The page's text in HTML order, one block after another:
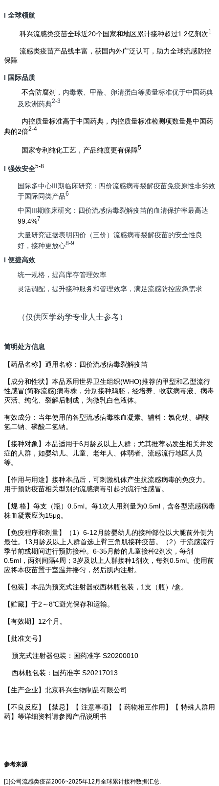
l 全球领航
科兴流感类疫苗全球近20个国家和地区累计接种超过1.2亿剂次1
流感类疫苗产品线丰富，获国内外广泛认可，助力全球流感防控
保障
l 国际品质
不含防腐剂 ，内毒素、甲醛、卵清蛋白等质量标准优于中国药典
及欧洲药典2-3
内控质量标准高于中国药典，内控质量标准检测项数量是中国药
典的2倍2-4
国家专利 纯化工艺，产品纯度更有保障5
l 强效安全5-8
国际多中心III期临床研究：四价流感病毒裂解疫苗免疫原性非劣效
于国际同类产品6
中国III期临床研究：四价流感病毒裂解疫苗的血清保护率最高达
99.4%7
大量研究证据表明四价（三价）流感病毒裂解疫苗的安全性良
好，接种更放心8-9
l 便捷高效
统一规格，提高库存管理效率
灵活调配，提升接种服务和管理效率，满足流感防控应急需求
（仅供医学药学专业人士参考）
简明处方信息
【药品名称】通用名称：四价流感病毒裂解疫苗
【成分和性状】本品系用世界卫生组织(WHO)推荐的甲型和乙型流行
性感冒(简称流感)病毒株，分别接种鸡胚，经培养、收获病毒液、病毒
灭活、纯化、裂解后制成，为微乳白色液体。
有效成分：当年使用的各型流感病毒株血凝素。辅料：氯化钠、磷酸
氢二钠、磷酸二氢钠。
【接种对象】本品适用于6月龄及以上人群；尤其推荐易发生相关并发
症的人群，如婴幼儿、儿童、老年人、体弱者、流感流行地区人员
等。
【作用与用途】接种本品后，可刺激机体产生抗流感病毒的免疫力。
用于预防疫苗相关型别的流感病毒引起的流行性感冒。
【规 格】每支（瓶）0.5ml。每1次人用剂量为0.5ml，含各型流感病毒
株血凝素应为15μg。
【免疫程序和剂量】（1）6-12月龄婴幼儿的接种部位以大腿前外侧为
最佳。13月龄及以上人群首选上臂三角肌接种疫苗。（2）于流感流行
季节前或期间进行预防接种。6-35月龄的儿童接种2剂次，每剂
0.5ml，两剂间隔4周；3岁及以上人群接种1剂次，每剂0.5ml。使用前
应将本疫苗置于室温并摇匀，然后肌内注射。
【包装】本品为预充式注射器或西林瓶包装，1支（瓶）/盒。
【贮藏】于2～8℃避光保存和运输。
【有效期】12个月。
【批准文号】
预充式注射器包装：国药准字 S20200010
西林瓶包装：国药准字 S20217013
【生产企业】北京科兴生物制品有限公司
【不良反应】【禁忌】【 注意事项】【 药物相互作用】【 特殊人群用
药】等详细资料请参阅产品说明书
参考来源
[1]公司流感类疫苗2006~2025年12月全球累计接种数据汇总.